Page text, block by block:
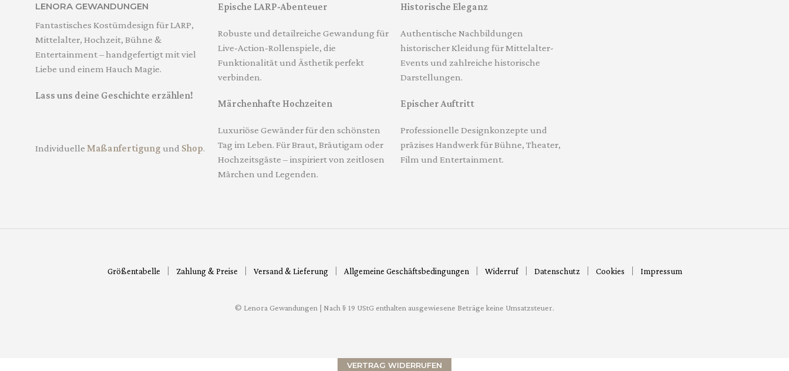
LENORA GEWANDUNGEN
Fantastisches Kostümdesign für LARP,
Mittelalter, Hochzeit, Bühne &
Entertainment – handgefertigt mit viel
Liebe und einem Hauch Magie.
Lass uns deine Geschichte erzählen!
Individuelle Maßanfertigung und Shop.
Epische LARP-Abenteuer
Robuste und detailreiche Gewandung für
Live-Action-Rollenspiele, die
Funktionalität und Ästhetik perfekt
verbinden.
Märchenhafte Hochzeiten
Luxuriöse Gewänder für den schönsten
Tag im Leben. Für Braut, Bräutigam oder
Hochzeitsgäste – inspiriert von zeitlosen
Märchen und Legenden.
Historische Eleganz
Authentische Nachbildungen
historischer Kleidung für Mittelalter-
Events und zahlreiche historische
Darstellungen.
Epischer Auftritt
Professionelle Designkonzepte und
präzises Handwerk für Bühne, Theater,
Film und Entertainment.
Größentabelle Zahlung & Preise Versand & Lieferung Allgemeine Geschäftsbedingungen Widerruf Datenschutz Cookies Impressum
© Lenora Gewandungen | Nach § 19 UStG enthalten ausgewiesene Beträge keine Umsatzsteuer.
VERTRAG WIDERRUFEN